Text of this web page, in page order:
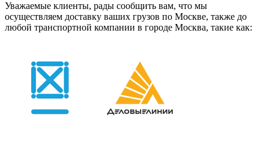
Уважаемые клиенты, рады сообщить вам, что мы
осуществляем доставку ваших грузов по Москве, также до
любой транспортной компании в городе Москва, такие как: